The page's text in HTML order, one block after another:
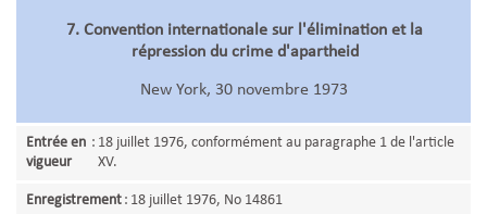
7. Convention internationale sur l'élimination et la
répression du crime d'apartheid
New York, 30 novembre 1973
Entrée en
vigueur
: 18 juillet 1976, conformément au paragraphe 1 de l'article
XV.
Enregistrement : 18 juillet 1976, No 14861